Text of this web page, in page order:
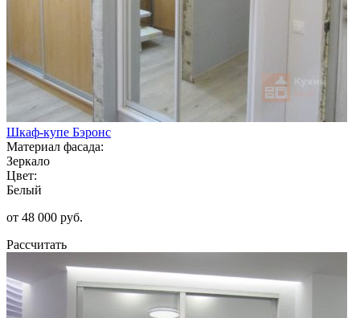
Шкаф-купе Бэронс
Материал фасада:
Зеркало
Цвет:
Белый
от 48 000 руб.
Рассчитать